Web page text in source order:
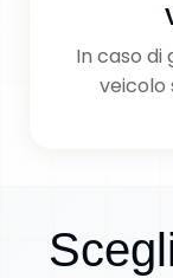
In caso di
veicolo